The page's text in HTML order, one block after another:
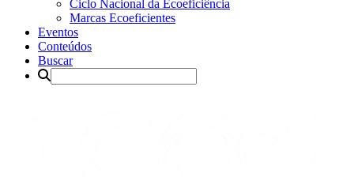
Ciclo Nacional da Ecoeficiência
Marcas Ecoeficientes
Eventos
Conteúdos
Buscar